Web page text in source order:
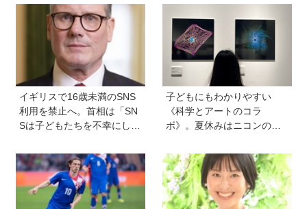
める「ことたね」の魅力と
は
イギリスで16歳未満のSNS
利用を禁止へ。首相は「SN
Sは子どもたちを不幸にして
題】
子どもにもわかりやすい
《科学とアートのコラ
ボ》。夏休みはニコンの特
へ！【高校生以下無料】